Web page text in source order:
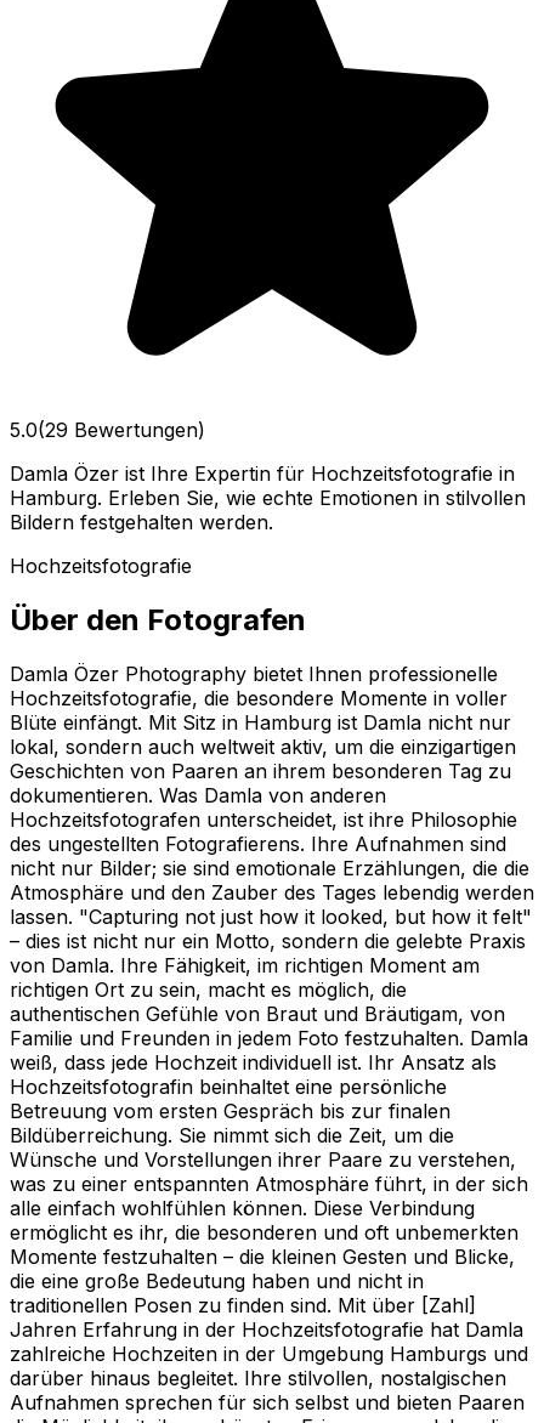
5.0(29 Bewertungen)
Damla Özer ist Ihre Expertin für Hochzeitsfotografie in
Hamburg. Erleben Sie, wie echte Emotionen in stilvollen
Bildern festgehalten werden.
Hochzeitsfotografie
Über den Fotografen
Damla Özer Photography bietet Ihnen professionelle
Hochzeitsfotografie, die besondere Momente in voller
Blüte einfängt. Mit Sitz in Hamburg ist Damla nicht nur
lokal, sondern auch weltweit aktiv, um die einzigartigen
Geschichten von Paaren an ihrem besonderen Tag zu
dokumentieren. Was Damla von anderen
Hochzeitsfotografen unterscheidet, ist ihre Philosophie
des ungestellten Fotografierens. Ihre Aufnahmen sind
nicht nur Bilder; sie sind emotionale Erzählungen, die die
Atmosphäre und den Zauber des Tages lebendig werden
lassen. "Capturing not just how it looked, but how it felt"
– dies ist nicht nur ein Motto, sondern die gelebte Praxis
von Damla. Ihre Fähigkeit, im richtigen Moment am
richtigen Ort zu sein, macht es möglich, die
authentischen Gefühle von Braut und Bräutigam, von
Familie und Freunden in jedem Foto festzuhalten. Damla
weiß, dass jede Hochzeit individuell ist. Ihr Ansatz als
Hochzeitsfotografin beinhaltet eine persönliche
Betreuung vom ersten Gespräch bis zur finalen
Bildüberreichung. Sie nimmt sich die Zeit, um die
Wünsche und Vorstellungen ihrer Paare zu verstehen,
was zu einer entspannten Atmosphäre führt, in der sich
alle einfach wohlfühlen können. Diese Verbindung
ermöglicht es ihr, die besonderen und oft unbemerkten
Momente festzuhalten – die kleinen Gesten und Blicke,
die eine große Bedeutung haben und nicht in
traditionellen Posen zu finden sind. Mit über [Zahl]
Jahren Erfahrung in der Hochzeitsfotografie hat Damla
zahlreiche Hochzeiten in der Umgebung Hamburgs und
darüber hinaus begleitet. Ihre stilvollen, nostalgischen
Aufnahmen sprechen für sich selbst und bieten Paaren